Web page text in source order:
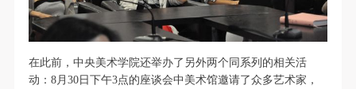
在此前，中央美术学院还举办了另外两个同系列的相关活
动：8月30日下午3点的座谈会中美术馆邀请了众多艺术家，
第六条
参与活动者在参与活动时应当在美术馆工作人员及活
动导师、教师指导下进行，并正确的使用活动中所涉
及到的绘画工具、创作材料及配套设备、设施，若参
第六条
参与活动者在参与活动时应当在美术馆工作人员及活
动导师、教师指导下进行，并正确的使用活动中所涉
及到的绘画工具、创作材料及配套设备、设施，若参
第六条
参与活动者在参与活动时应当在美术馆工作人员及活
动导师、教师指导下进行，并正确的使用活动中所涉
及到的绘画工具、创作材料及配套设备、设施，若参
可使用雅昌艺术网会员账户登录